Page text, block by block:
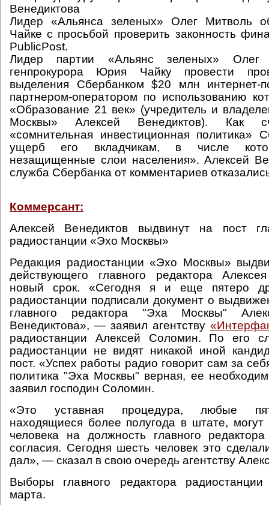
Венедиктова
Лидер «Альянса зеленых» Олег Митволь
Чайке с просьбой проверить законность
PublicPost.
Лидер партии «Альянс зеленых» Олег
генпрокурора Юрия Чайку провести
выделения Сбербанком $20 млн интернет-
партнером-оператором по использованию
«Образование 21 век» (учредитель и
Москвы» Алексей Венедиктов). Как
«сомнительная инвестиционная политика»
ущерб его вкладчикам, в числе
незащищенные слои населения». Алексей
служба Сбербанка от комментариев
Коммерсант:
Алексей Венедиктов выдвинут на пост
радиостанции «Эхо Москвы»
Редакция радиостанции «Эхо Москвы»
действующего главного редактора
новый срок. «Сегодня я и еще пятеро
радиостанции подписали документ о
главного редактора "Эха Москвы"
Венедиктова», — заявил агентству
радиостанции Алексей Соломин. По его
радиостанции не видят никакой иной
пост. «Успех работы радио говорит сам за
политика "Эха Москвы" верная, ее
заявил господин Соломин.
«Это уставная процедура, любые
находящиеся более полугода в штате, могут
человека на должность главного
согласия. Сегодня шесть человек это
дал», — сказал в свою очередь агентству
Выборы главного редактора
марта.